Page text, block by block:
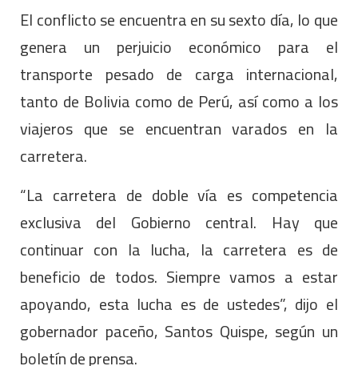
El conflicto se encuentra en su sexto día, lo que
genera un perjuicio económico para el
transporte pesado de carga internacional,
tanto de Bolivia como de Perú, así como a los
viajeros que se encuentran varados en la
carretera.
“La carretera de doble vía es competencia
exclusiva del Gobierno central. Hay que
continuar con la lucha, la carretera es de
beneficio de todos. Siempre vamos a estar
apoyando, esta lucha es de ustedes”, dijo el
gobernador paceño, Santos Quispe, según un
boletín de prensa.